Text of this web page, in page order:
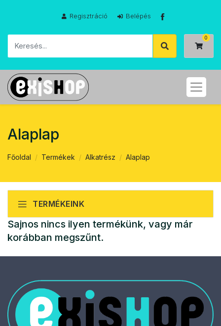
Regisztráció Belépés
Alaplap
Főoldal Termékek Alkatrész Alaplap
TERMÉKEINK
Sajnos nincs ilyen termékünk, vagy már
korábban megszűnt.